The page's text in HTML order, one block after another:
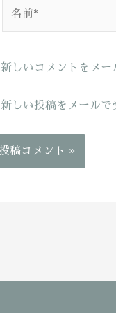
新しいコメントをメー
新しい投稿をメールで